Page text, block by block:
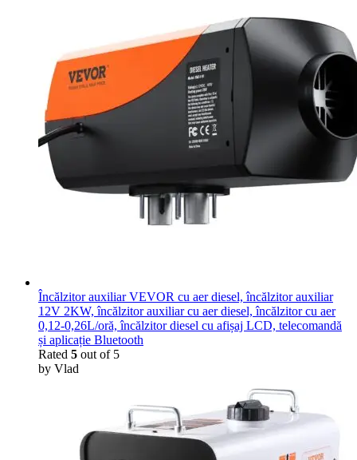
Încălzitor auxiliar VEVOR cu aer diesel, încălzitor auxiliar
12V 2KW, încălzitor auxiliar cu aer diesel, încălzitor cu aer
0,12-0,26L/oră, încălzitor diesel cu afișaj LCD, telecomandă
și aplicație Bluetooth
Rated 5 out of 5
by Vlad